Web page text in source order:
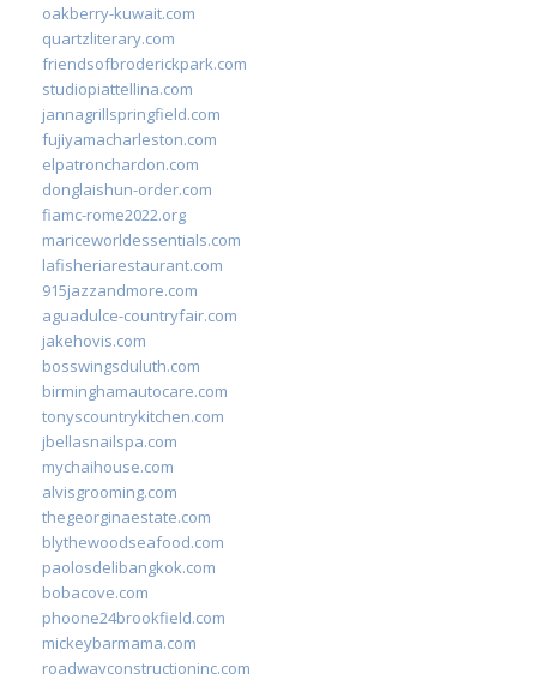
oakberry-kuwait.com
quartzliterary.com
friendsofbroderickpark.com
studiopiattellina.com
jannagrillspringfield.com
fujiyamacharleston.com
elpatronchardon.com
donglaishun-order.com
fiamc-rome2022.org
mariceworldessentials.com
lafisheriarestaurant.com
915jazzandmore.com
aguadulce-countryfair.com
jakehovis.com
bosswingsduluth.com
birminghamautocare.com
tonyscountrykitchen.com
jbellasnailspa.com
mychaihouse.com
alvisgrooming.com
thegeorginaestate.com
blythewoodseafood.com
paolosdelibangkok.com
bobacove.com
phoone24brookfield.com
mickeybarmama.com
roadwayconstructioninc.com